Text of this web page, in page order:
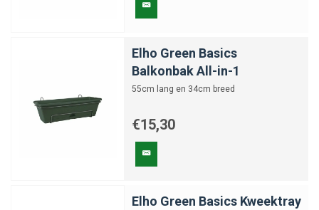
Elho Green Basics
Balkonbak All-in-1
55cm lang en 34cm breed
€15,30
Elho Green Basics Kweektray